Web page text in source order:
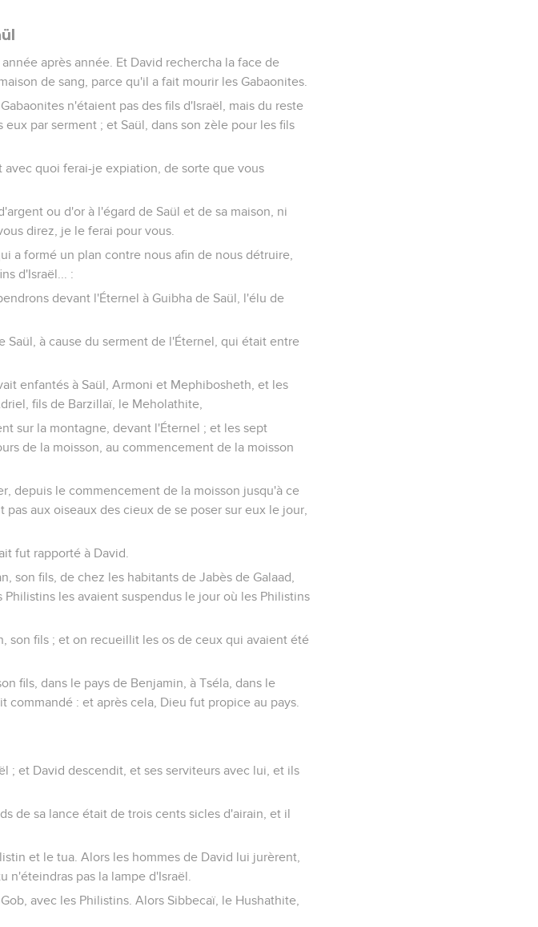
après année. Et David rechercha la face de
de sang, parce qu'il a fait mourir les Gabaonites.
n'étaient pas des fils d'Israël, mais du reste
par serment ; et Saül, dans son zèle pour les fils
avec quoi ferai-je expiation, de sorte que vous
ou d'or à l'égard de Saül et de sa maison, ni
direz, je le ferai pour vous.
a formé un plan contre nous afin de nous détruire,
d'Israël... :
devant l'Éternel à Guibha de Saül, l'élu de
Saül, à cause du serment de l'Éternel, qui était entre
enfantés à Saül, Armoni et Mephibosheth, et les
fils de Barzillaï, le Meholathite,
sur la montagne, devant l'Éternel ; et les sept
de la moisson, au commencement de la moisson
depuis le commencement de la moisson jusqu'à ce
aux oiseaux des cieux de se poser sur eux le jour,
fut rapporté à David.
son fils, de chez les habitants de Jabès de Galaad,
les avaient suspendus le jour où les Philistins
son fils ; et on recueillit les os de ceux qui avaient été
fils, dans le pays de Benjamin, à Tséla, dans le
: et après cela, Dieu fut propice au pays.
; et David descendit, et ses serviteurs avec lui, et ils
de sa lance était de trois cents sicles d'airain, et il
et le tua. Alors les hommes de David lui jurèrent,
n'éteindras pas la lampe d'Israël.
avec les Philistins. Alors Sibbecaï, le Hushathite,